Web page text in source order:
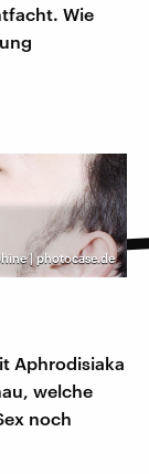
Wie
| photocase.de
Aphrodisiaka
welche
noch